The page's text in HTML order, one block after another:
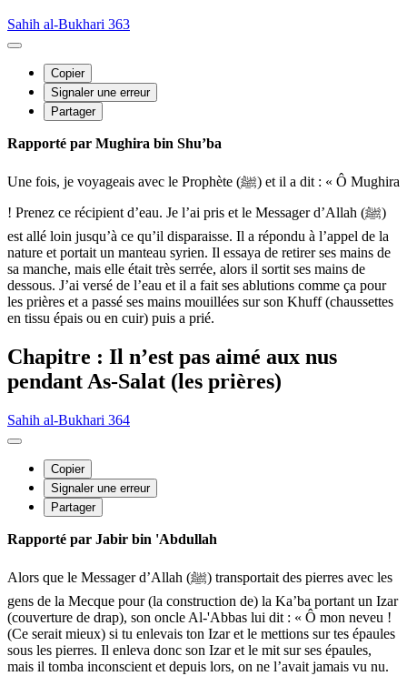
Sahih al-Bukhari 363
Copier
Signaler une erreur
Partager
Rapporté par Mughira bin Shu’ba
Une fois, je voyageais avec le Prophète (ﷺ) et il a dit : « Ô Mughira
! Prenez ce récipient d’eau. Je l’ai pris et le Messager d’Allah (ﷺ)
est allé loin jusqu’à ce qu’il disparaisse. Il a répondu à l’appel de la
nature et portait un manteau syrien. Il essaya de retirer ses mains de
sa manche, mais elle était très serrée, alors il sortit ses mains de
dessous. J’ai versé de l’eau et il a fait ses ablutions comme ça pour
les prières et a passé ses mains mouillées sur son Khuff (chaussettes
en tissu épais ou en cuir) puis a prié.
Chapitre : Il n’est pas aimé aux nus
pendant As-Salat (les prières)
Sahih al-Bukhari 364
Copier
Signaler une erreur
Partager
Rapporté par Jabir bin 'Abdullah
Alors que le Messager d’Allah (ﷺ) transportait des pierres avec les
gens de la Mecque pour (la construction de) la Ka’ba portant un Izar
(couverture de drap), son oncle Al-'Abbas lui dit : « Ô mon neveu !
(Ce serait mieux) si tu enlevais ton Izar et le mettions sur tes épaules
sous les pierres. Il enleva donc son Izar et le mit sur ses épaules,
mais il tomba inconscient et depuis lors, on ne l’avait jamais vu nu.